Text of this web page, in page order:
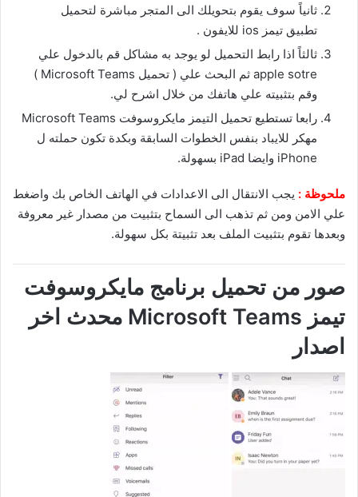
ثانياً سوف يقوم بتحويلك الى المتجر مباشرة لتحميل
تطبيق تيمز ios للايفون .
ثالثاً اذا رابط التحميل لو يوجد به مشاكل قم بالدخول علي
apple sotre ثم البحث علي ( تحميل Microsoft Teams )
وقم بتثبيته علي هاتفك من خلال اشرح لي.
رابعا تستطيع تحميل التيمز مايكروسوفت Microsoft Teams
مهكر للايباد بنفس الخطوات السابقة وبكدة تكون حملته ل
iPhone وايضا iPad بسهولة.
ملحوظة : يجب الانتقال الى الاعدادات في الهاتف الخاص بك واضغط
علي الامن ومن ثم تذهب الى السماح بتثبيت من مصدار غير معروفة
وبعدها تقوم بتثبيت الملف بعد تثبيتة بكل سهولة.
صور من تحميل برنامج مايكروسوفت
تيمز Microsoft Teams‏ محدث اخر
اصدار